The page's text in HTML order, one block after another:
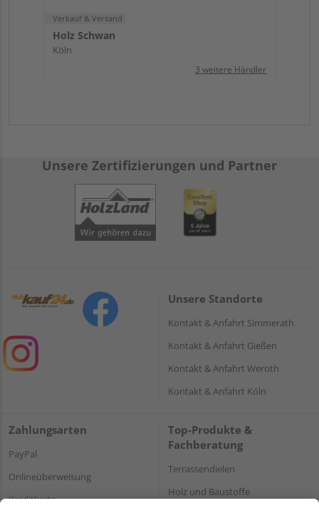
Verkauf & Versand
Holz Schwan
Köln
3 weitere Händler
Unsere Zertifizierungen und Partner
Unsere Standorte
Kontakt & Anfahrt Simmerath
Kontakt & Anfahrt Gießen
Kontakt & Anfahrt Weroth
Kontakt & Anfahrt Köln
Zahlungsarten
PayPal
Onlineüberweisung
Kreditkarte
Top-Produkte &
Fachberatung
Terrassendielen
Holz und Baustoffe